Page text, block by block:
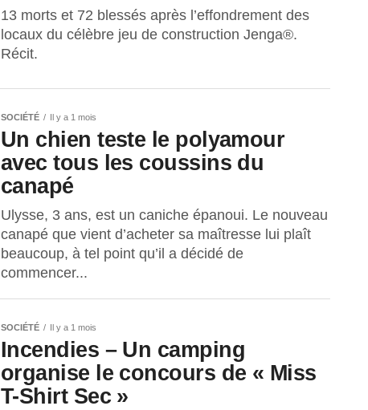
13 morts et 72 blessés après l’effondrement des
locaux du célèbre jeu de construction Jenga®.
Récit.
SOCIÉTÉ Il y a 1 mois
Un chien teste le polyamour
avec tous les coussins du
canapé
Ulysse, 3 ans, est un caniche épanoui. Le nouveau
canapé que vient d’acheter sa maîtresse lui plaît
beaucoup, à tel point qu’il a décidé de
commencer...
SOCIÉTÉ Il y a 1 mois
Incendies – Un camping
organise le concours de « Miss
T-Shirt Sec »